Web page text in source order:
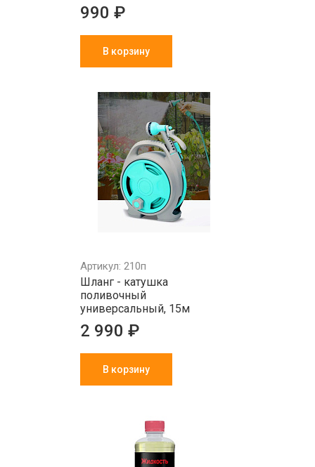
990 ₽
В корзину
Артикул: 210п
Шланг - катушка
поливочный
универсальный, 15м
2 990 ₽
В корзину